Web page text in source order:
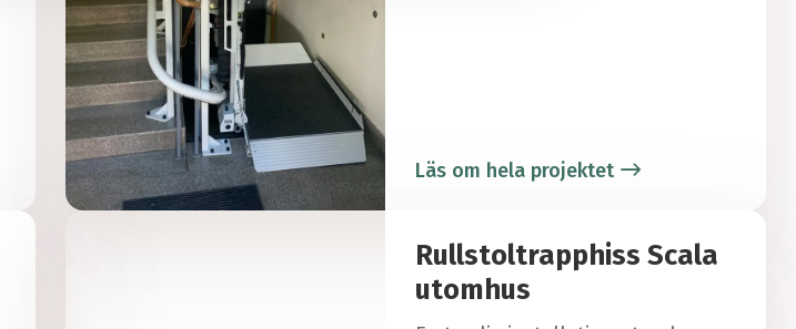
Läs om hela projektet
Rullstoltrapphiss Scala
utomhus